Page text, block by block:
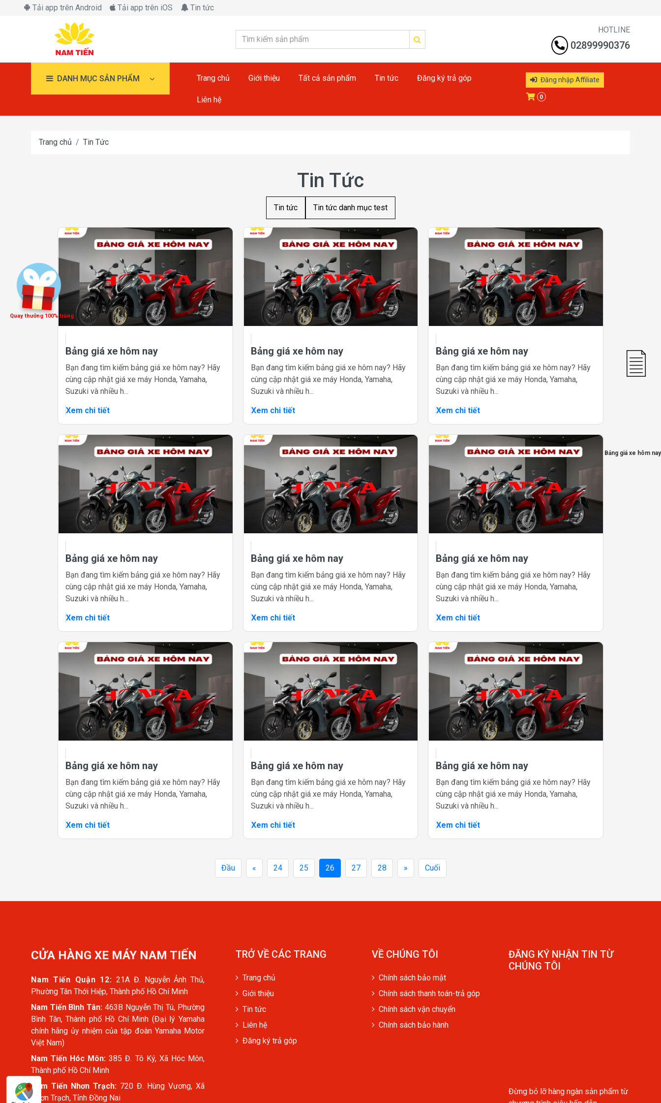
Tải app trên Android Tải app trên iOS Tin tức
HOTLINE
02899990376
DANH MỤC SẢN PHẨM Trang chủ Giới thiệu Tất cả sản phẩm Tin tức Đăng ký trả góp
Liên hệ
Đăng nhập Affiliate
0
Trang chủ Tin Tức
Tin Tức
Tin tức Tin tức danh mục test
Bảng giá xe hôm nay
Bạn đang tìm kiếm bảng giá xe hôm nay? Hãy
cùng cập nhật giá xe máy Honda, Yamaha,
Suzuki và nhiều h...
Xem chi tiết
Bảng giá xe hôm nay
Bạn đang tìm kiếm bảng giá xe hôm nay? Hãy
cùng cập nhật giá xe máy Honda, Yamaha,
Suzuki và nhiều h...
Xem chi tiết
Bảng giá xe hôm nay
Bạn đang tìm kiếm bảng giá xe hôm nay? Hãy
cùng cập nhật giá xe máy Honda, Yamaha,
Suzuki và nhiều h...
Xem chi tiết
Bảng giá xe hôm nay
Bạn đang tìm kiếm bảng giá xe hôm nay? Hãy
cùng cập nhật giá xe máy Honda, Yamaha,
Suzuki và nhiều h...
Xem chi tiết
Bảng giá xe hôm nay
Bạn đang tìm kiếm bảng giá xe hôm nay? Hãy
cùng cập nhật giá xe máy Honda, Yamaha,
Suzuki và nhiều h...
Xem chi tiết
Bảng giá xe hôm nay
Bạn đang tìm kiếm bảng giá xe hôm nay? Hãy
cùng cập nhật giá xe máy Honda, Yamaha,
Suzuki và nhiều h...
Xem chi tiết
Bảng giá xe hôm nay
Bạn đang tìm kiếm bảng giá xe hôm nay? Hãy
cùng cập nhật giá xe máy Honda, Yamaha,
Suzuki và nhiều h...
Xem chi tiết
Bảng giá xe hôm nay
Bạn đang tìm kiếm bảng giá xe hôm nay? Hãy
cùng cập nhật giá xe máy Honda, Yamaha,
Suzuki và nhiều h...
Xem chi tiết
Bảng giá xe hôm nay
Bạn đang tìm kiếm bảng giá xe hôm nay? Hãy
cùng cập nhật giá xe máy Honda, Yamaha,
Suzuki và nhiều h...
Xem chi tiết
Đầu « 24 25 26 27 28 » Cuối
Quay thưởng 100% trúng
Bảng giá xe hôm nay
CỬA HÀNG XE MÁY NAM TIẾN
Nam Tiến Quận 12: 21A Đ. Nguyễn Ảnh Thủ,
Phường Tân Thới Hiệp, Thành phố Hồ Chí Minh
Nam Tiến Bình Tân: 463B Nguyễn Thị Tú, Phường
Bình Tân, Thành phố Hồ Chí Minh (Đại lý Yamaha
chính hãng ủy nhiệm của tập đoàn Yamaha Motor
Việt Nam)
Nam Tiến Hóc Môn: 385 Đ. Tô Ký, Xã Hóc Môn,
Thành phố Hồ Chí Minh
Nam Tiến Nhơn Trạch: 720 Đ. Hùng Vương, Xã
Nhơn Trạch, Tỉnh Đồng Nai
TRỞ VỀ CÁC TRANG
Trang chủ
Giới thiệu
Tin tức
Liên hệ
Đăng ký trả góp
VỀ CHÚNG TÔI
Chính sách bảo mật
Chính sách thanh toán-trả góp
Chính sách vận chuyển
Chính sách bảo hành
ĐĂNG KÝ NHẬN TIN TỪ
CHÚNG TÔI
Đừng bỏ lỡ hàng ngàn sản phẩm từ